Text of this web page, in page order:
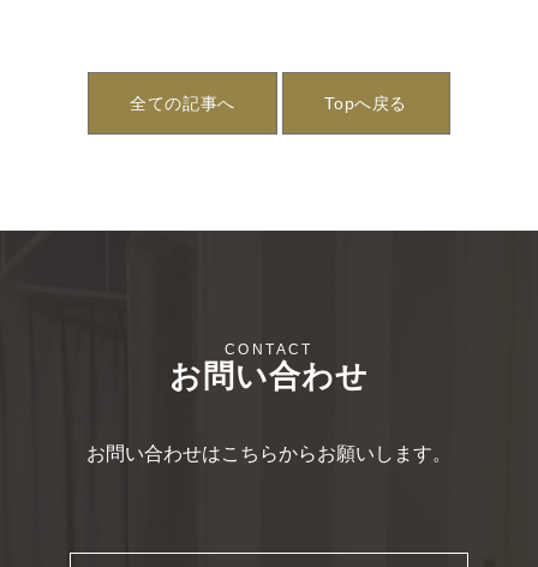
全ての記事へ Topへ戻る
お問い合わせ
お問い合わせはこちらからお願いします。